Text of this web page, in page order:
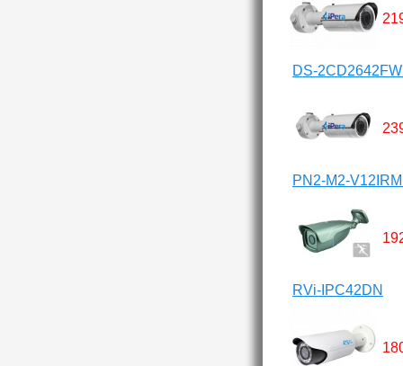
DS-
PN2-M2-
RVi-IPC42DN